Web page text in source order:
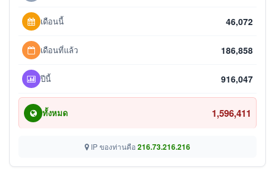
เดือนนี้ 46,072
เดือนที่แล้ว 186,858
ปีนี้ 916,047
ทั้งหมด 1,596,411
IP ของท่านคือ 216.73.216.216